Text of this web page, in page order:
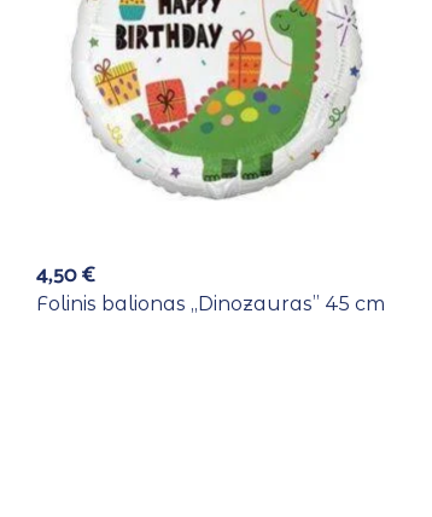
4,50€
Folinis balionas ,,Dinozauras” 45 cm